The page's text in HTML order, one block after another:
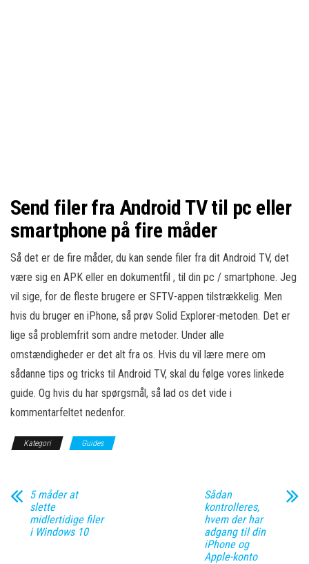
Send filer fra Android TV til pc eller
smartphone på fire måder
Så det er de fire måder, du kan sende filer fra dit Android TV, det
være sig en APK eller en dokumentfil , til din pc / smartphone. Jeg
vil sige, for de fleste brugere er SFTV-appen tilstrækkelig. Men
hvis du bruger en iPhone, så prøv Solid Explorer-metoden. Det er
lige så problemfrit som andre metoder. Under alle
omstændigheder er det alt fra os. Hvis du vil lære mere om
sådanne tips og tricks til Android TV, skal du følge vores linkede
guide. Og hvis du har spørgsmål, så lad os det vide i
kommentarfeltet nedenfor.
Kategori Guides
5 måder at
slette
midlertidige filer
i Windows 10
Sådan
kontrolleres,
hvem der har
adgang til din
iPhone og
Apple-konto